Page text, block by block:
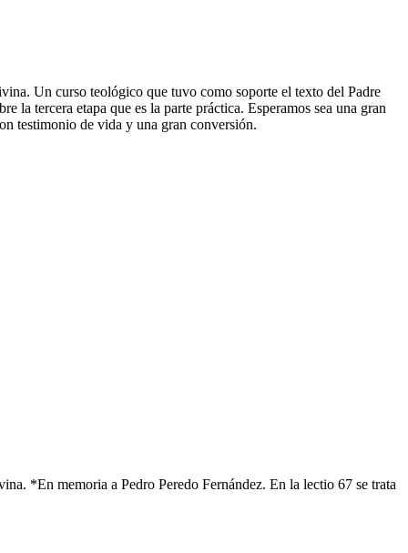
Un curso teológico que tuvo como soporte el texto del Padre
tercera etapa que es la parte práctica. Esperamos sea una gran
testimonio de vida y una gran conversión.
*En memoria a Pedro Peredo Fernández. En la lectio 67 se trata